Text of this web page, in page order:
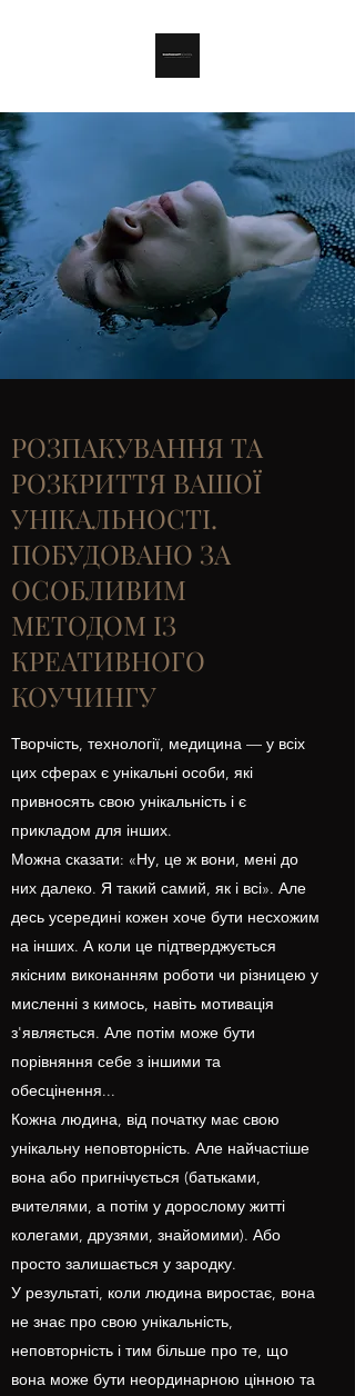
РОЗПАКУВАННЯ ТА
РОЗКРИТТЯ ВАШОЇ
УНІКАЛЬНОСТІ.
ПОБУДОВАНО ЗА
ОСОБЛИВИМ
МЕТОДОМ ІЗ
КРЕАТИВНОГО
КОУЧИНГУ
Творчість, технології, медицина — у всіх
цих сферах є унікальні особи, які
привносять свою унікальність і є
прикладом для інших.
Можна сказати: «Ну, це ж вони, мені до
них далеко. Я такий самий, як і всі». Але
десь усередині кожен хоче бути несхожим
на інших. А коли це підтверджується
якісним виконанням роботи чи різницею у
мисленні з кимось, навіть мотивація
з'являється. Але потім може бути
порівняння себе з іншими та
обесцінення...
Кожна людина, від початку має свою
унікальну неповторність. Але найчастіше
вона або пригнічується (батьками,
вчителями, а потім у дорослому житті
колегами, друзями, знайомими). Або
просто залишається у зародку.
У результаті, коли людина виростає, вона
не знає про свою унікальність,
неповторність і тим більше про те, що
вона може бути неординарною цінною та